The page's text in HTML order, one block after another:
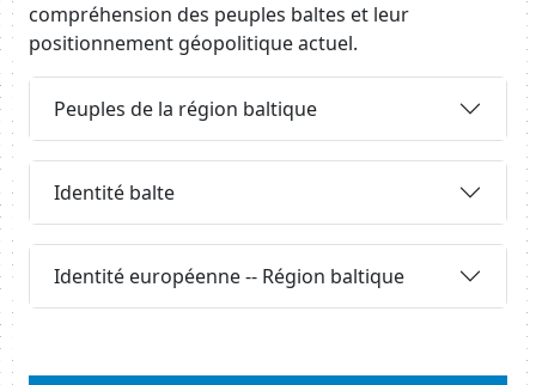
compréhension des peuples baltes et leur
positionnement géopolitique actuel.
Peuples de la région baltique
Identité balte
Identité européenne -- Région baltique